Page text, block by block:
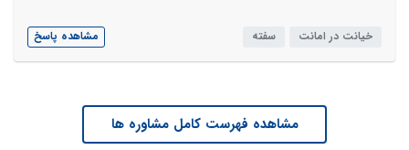
خیانت در امانت سفته مشاهده پاسخ
مشاهده فهرست کامل مشاوره ها